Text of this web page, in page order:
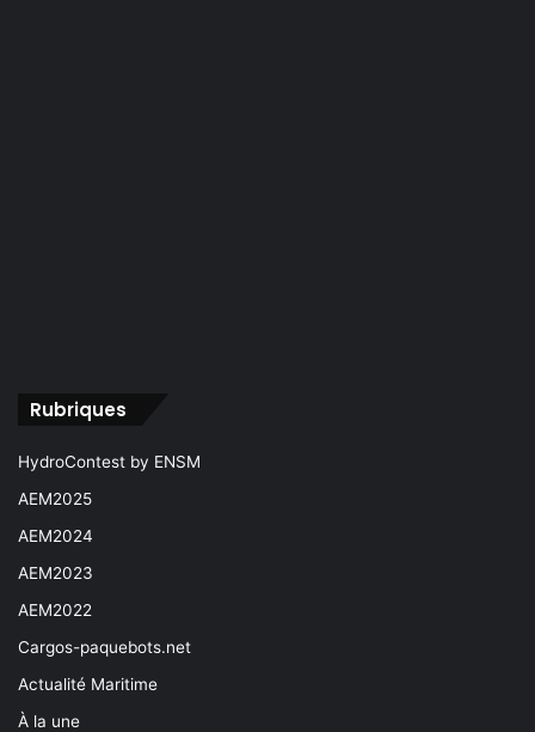
Rubriques
HydroContest by ENSM
AEM2025
AEM2024
AEM2023
AEM2022
Cargos-paquebots.net
Actualité Maritime
À la une